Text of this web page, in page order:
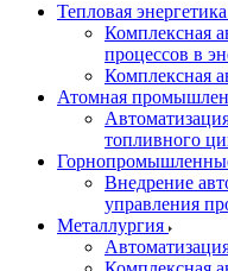
Тепловая энергетика
Комплексная
процессов в
Комплексная
Атомная
топливного
Внедрение
управления
Металлургия